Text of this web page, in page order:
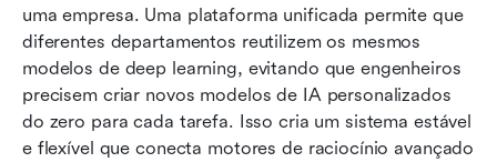
uma empresa. Uma plataforma unificada permite que
diferentes departamentos reutilizem os mesmos
modelos de deep learning, evitando que engenheiros
precisem criar novos modelos de IA personalizados
do zero para cada tarefa. Isso cria um sistema estável
e flexível que conecta motores de raciocínio avançado